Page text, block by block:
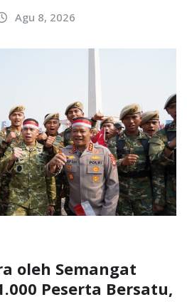
Agu 8, 2026
oleh Semangat
Peserta Bersatu,